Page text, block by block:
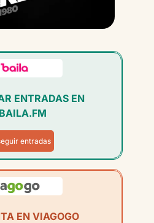
ENTRADAS EN
BAILA.FM
entradas
EN VIAGOGO